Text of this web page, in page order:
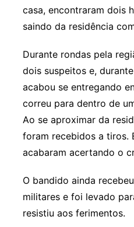
casa, encontraram dois
saindo da residência
Durante rondas pela
dois suspeitos e,
acabou se entregando
correu para dentro de
Ao se aproximar da
foram recebidos a tiros.
acabaram acertando o
O bandido ainda
militares e foi levado
resistiu aos ferimentos.